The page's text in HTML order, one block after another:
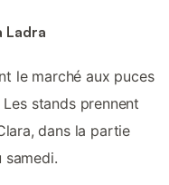
Ladra
le marché aux puces
stands prennent
dans la partie
samedi.